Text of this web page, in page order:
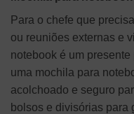
Para o chefe que
ou reuniões externas e
notebook é um
uma mochila para
acolchoado e seguro
bolsos e divisórias para